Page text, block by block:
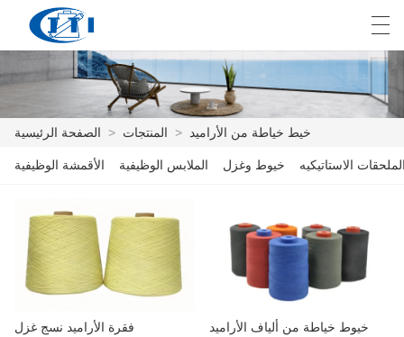
الصفحة الرئيسية
المنتجات
التخصيص
معلومات عنا
العربية česky Deutsch
الصفحة الرئيسية > المنتجات > خيط خياطة من الأراميد
الأقمشة الوظيفية الملابس الوظيفية خيوط وغزل الاستاتيكيه
فقرة الأراميد نسج غزل
خيوط خياطة من ألياف الأراميد